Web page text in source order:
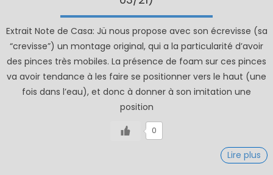
Extrait Note de Casa: Jü nous propose avec son écrevisse (sa
“crevisse”) un montage original, qui a la particularité d’avoir
des pinces très mobiles. La présence de foam sur ces pinces
va avoir tendance à les faire se positionner vers le haut (une
fois dans l’eau), et donc à donner à son imitation une
position
0
Lire plus